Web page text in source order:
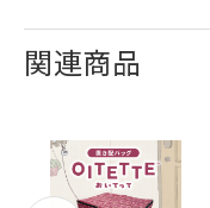
関連商品